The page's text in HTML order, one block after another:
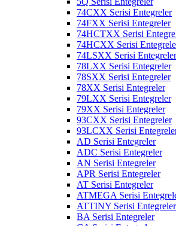
74CXX Serisi Entegreler
74FXX Serisi Entegreler
74HCTXX Serisi
74HCXX Serisi
74LSXX Serisi Entegreler
78LXX Serisi Entegreler
78SXX Serisi Entegreler
78XX Serisi Entegreler
79LXX Serisi Entegreler
79XX Serisi Entegreler
93CXX Serisi Entegreler
93LCXX Serisi
AD Serisi Entegreler
ADC Serisi Entegreler
AN Serisi Entegreler
APR Serisi Entegreler
AT Serisi Entegreler
ATMEGA Serisi
ATTINY Serisi Entegreler
BA Serisi Entegreler